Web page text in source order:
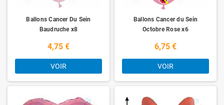
Ballons Cancer Du Sein
Baudruche x8
4,75 €
VOIR
Ballons Cancer du Sein
Octobre Rose x6
6,75 €
VOIR